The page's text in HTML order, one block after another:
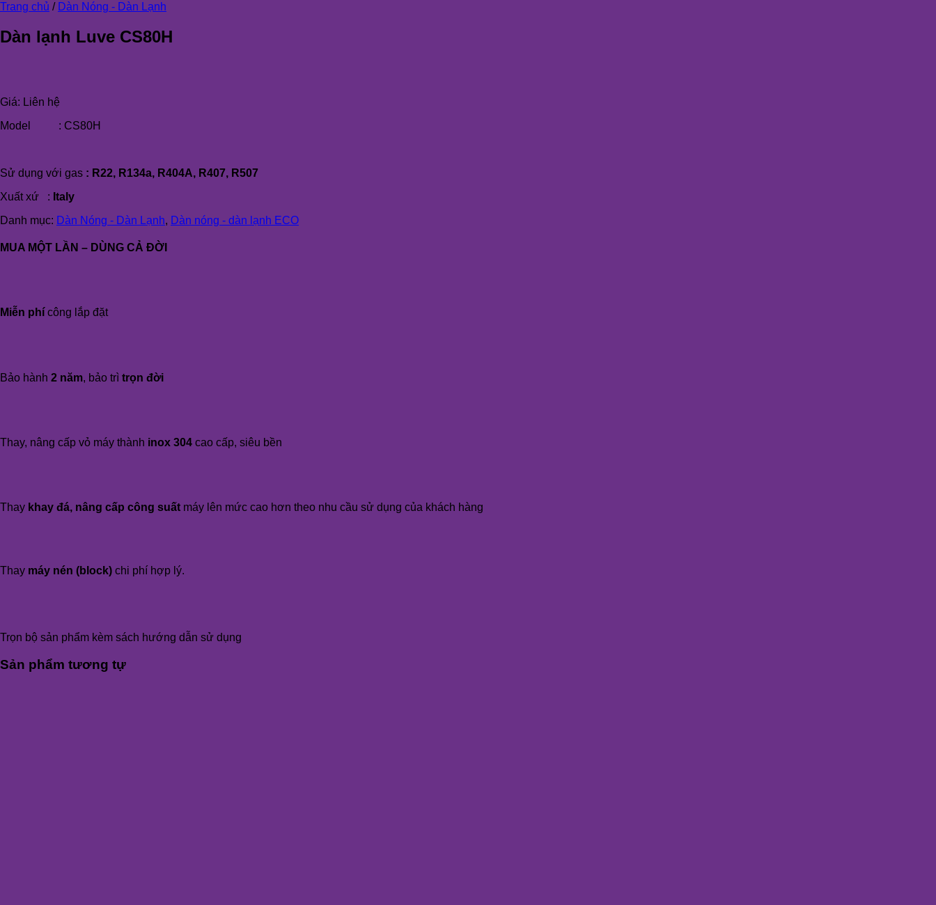
Trang chủ / Dàn Nóng - Dàn Lạnh
Dàn lạnh Luve CS80H
Giá: Liên hệ
Model : CS80H
Sử dụng với gas : R22, R134a, R404A, R407, R507
Xuất xứ : Italy
Danh mục: Dàn Nóng - Dàn Lạnh, Dàn nóng - dàn lạnh ECO
MUA MỘT LẦN – DÙNG CẢ ĐỜI
Miễn phí công lắp đặt
Bảo hành 2 năm, bảo trì trọn đời
Thay, nâng cấp vỏ máy thành inox 304 cao cấp, siêu bền
Thay khay đá, nâng cấp công suất máy lên mức cao hơn theo nhu cầu sử dụng của khách hàng
Thay máy nén (block) chi phí hợp lý.
Trọn bộ sản phẩm kèm sách hướng dẫn sử dụng
Sản phẩm tương tự